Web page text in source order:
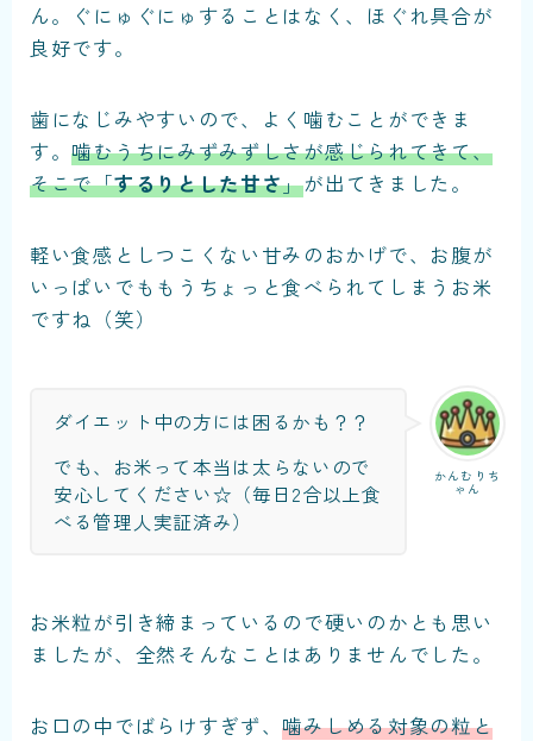
ん。ぐにゅぐにゅすることはなく、ほぐれ具合が
良好です。
歯になじみやすいので、よく噛むことができま
す。噛むうちにみずみずしさが感じられてきて、
そこで「するりとした甘さ」が出てきました。
軽い食感としつこくない甘みのおかげで、お腹が
いっぱいでももうちょっと食べられてしまうお米
ですね（笑）
かんむりち
ゃん
ダイエット中の方には困るかも？？
でも、お米って本当は太らないので
安心してください☆（毎日2合以上食
べる管理人実証済み）
お米粒が引き締まっているので硬いのかとも思い
ましたが、全然そんなことはありませんでした。
お口の中でばらけすぎず、噛みしめる対象の粒と